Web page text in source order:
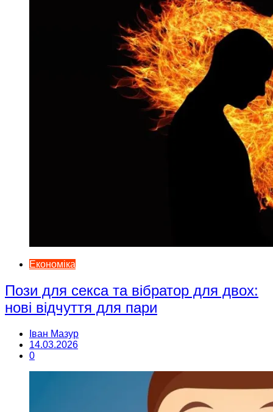
Економіка
Пози для секса та вібратор для двох:
нові відчуття для пари
Іван Мазур
14.03.2026
0